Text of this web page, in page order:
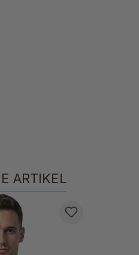
Produktgalerie überspringen